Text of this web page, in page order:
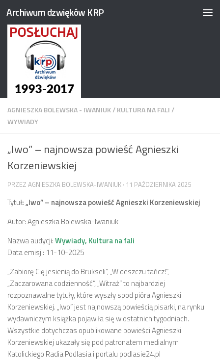
Przejdź do treści
Archiwum dzwięków KRP
AGNIESZKA BOLEWSKA - IWANIUK/KULTURA NA FALI/
WYWIADY
„Iwo” – najnowsza powieść Agnieszki
Korzeniewskiej
PRZEZ AGNIESZKA BOLEWSKA-IWANIUK · 11 PAŹDZIERNIKA 2025
Tytuł: „Iwo” – najnowsza powieść Agnieszki Korzeniewskiej
Autor: Agnieszka Bolewska-Iwaniuk
Nazwa audycji:Wywiady, Kultura na fali
Data emisji: 11-10-2025
„Zabiorę Cię jesienią do Brukseli”, „W deszczu tańcz!”,
„Zaczarowana codzienność”, „Witraż” to najbardziej
rozpoznawalne tytuły, które wyszły spod pióra Agnieszki
Korzeniewskiej. „Iwo” jest najnowszą powieścią pisarki, na rynku
wydawniczym książka pojawiła się w ostatnich tygodniach.
Wszystkie dotychczas opublikowane powieści Agnieszki
Korzeniewskiej ukazały się pod patronatem medialnym
Katolickiego Radia Podlasia i portalu podlasie24.pl